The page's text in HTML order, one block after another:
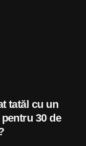
tatăl cu un
30 de